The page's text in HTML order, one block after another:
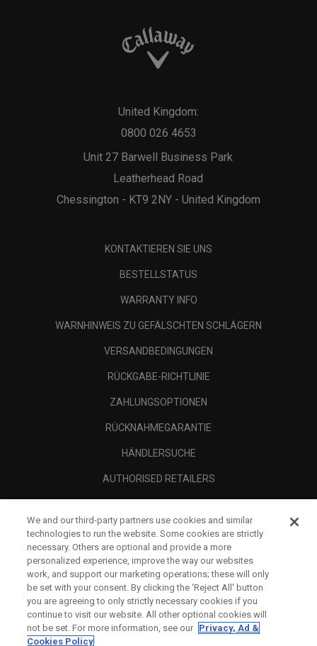
Unit 27 Barwell Business Park
Leatherhead Road
Chessington - KT9 2NY - United Kingdom
United Kingdom:
0800 026 4653
KONTAKTIEREN SIE UNS
BESTELLSTATUS
WARRANTY INFO
WARNHINWEIS ZU GEFÄLSCHTEN SCHLÄGERN
VERSANDBEDINGUNGEN
RÜCKGABE-RICHTLINIE
ZAHLUNGSOPTIONEN
RÜCKNAHMEGARANTIE
HÄNDLERSUCHE
AUTHORISED RETAILERS
UNTERNEHMENSPROFIL
RECHTLICHES-
We and our third-party partners use cookies and similar
technologies to run the website. Some cookies are strictly
necessary. Others are optional and provide a more
personalized experience, improve the way our websites
work, and support our marketing operations; these will only
be set with your consent. By clicking the ‘Reject All' button
you are agreeing to only strictly necessary cookies if you
continue to visit our website. All other optional cookies will
not be set. For more information, see our Privacy, Ad &
Cookies Policy